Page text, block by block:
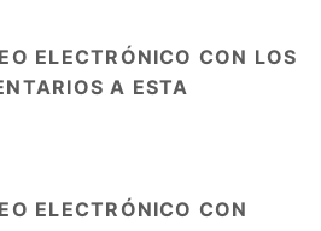
ELECTRÓNICO CON LOS
A ESTA
ELECTRÓNICO CON